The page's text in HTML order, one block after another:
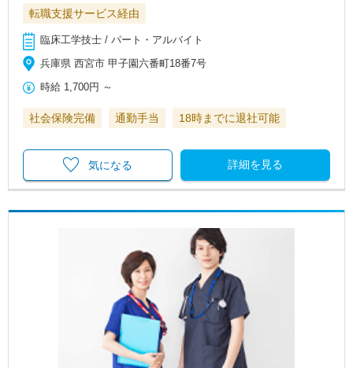
転職支援サービス経由
臨床工学技士 / パート・アルバイト
兵庫県 西宮市 甲子園六番町18番7号
時給 1,700円 ～
社会保険完備 通勤手当 18時までに退社可能
詳細を見る
気になる